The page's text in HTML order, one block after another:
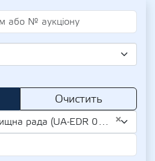
Очистить
×
рада (UA-EDR 04357035)